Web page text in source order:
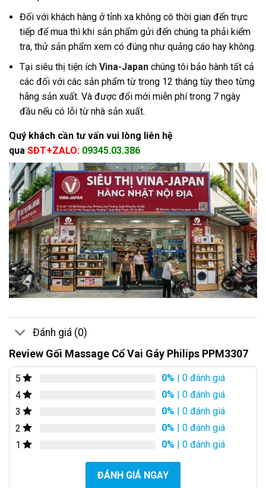
Đối với khách hàng ở tỉnh xa không có thời gian đến trực
tiếp để mua thì khi sản phẩm gửi đến chúng ta phải kiểm
tra, thử sản phẩm xem có đúng như quảng cáo hay không.
Tại siêu thị tiện ích Vina-Japan chúng tôi bảo hành tất cả
các đối với các sản phẩm từ trong 12 tháng tùy theo từng
hãng sản xuất. Và được đổi mới miễn phí trong 7 ngày
đầu nếu có lỗi từ nhà sản xuất.
Quý khách cần tư vấn vui lòng liên hệ
qua SĐT+ZALO: 09345.03.386
Đánh giá (0)
Review Gối Massage Cổ Vai Gáy Philips PPM3307
5 0% | 0 đánh giá
4
0% | 0 đánh giá
3
0% | 0 đánh giá
2
0% | 0 đánh giá
1
0% | 0 đánh giá
ĐÁNH GIÁ NGAY